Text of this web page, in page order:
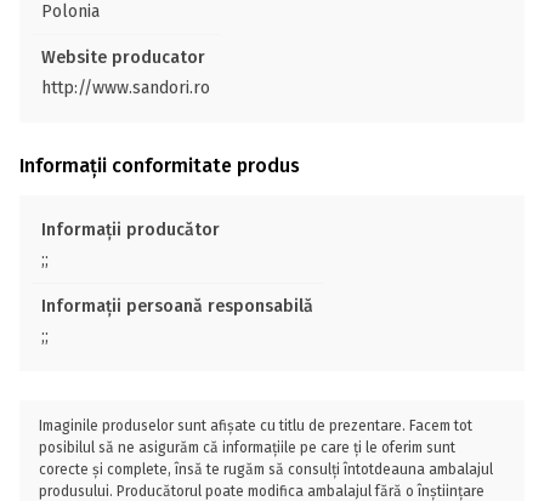
Polonia
Website producator
http://www.sandori.ro
Informații conformitate produs
Informații producător
;;
Informații persoană responsabilă
;;
Imaginile produselor sunt afișate cu titlu de prezentare. Facem tot
posibilul să ne asigurăm că informațiile pe care ți le oferim sunt
corecte și complete, însă te rugăm să consulți întotdeauna ambalajul
produsului. Producătorul poate modifica ambalajul fără o înștiințare